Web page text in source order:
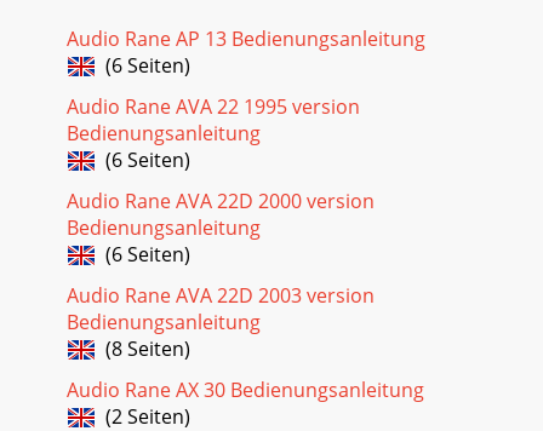
Audio Rane AP 13 Bedienungsanleitung
(6 Seiten)
Audio Rane AVA 22 1995 version
Bedienungsanleitung
(6 Seiten)
Audio Rane AVA 22D 2000 version
Bedienungsanleitung
(6 Seiten)
Audio Rane AVA 22D 2003 version
Bedienungsanleitung
(8 Seiten)
Audio Rane AX 30 Bedienungsanleitung
(2 Seiten)